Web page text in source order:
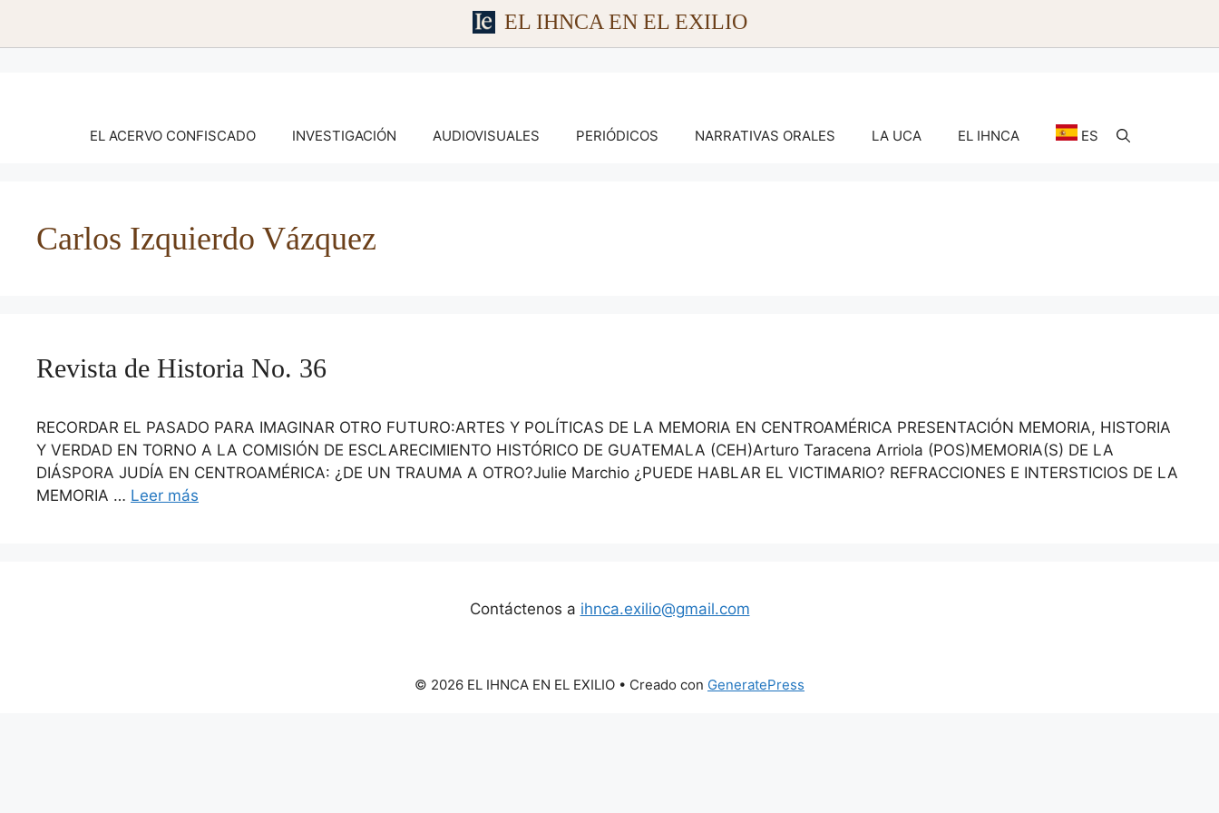
EL IHNCA EN EL EXILIO
EL ACERVO CONFISCADO INVESTIGACIÓN AUDIOVISUALES PERIÓDICOS NARRATIVAS ORALES LA UCA EL IHNCA ES
Carlos Izquierdo Vázquez
Revista de Historia No. 36
RECORDAR EL PASADO PARA IMAGINAR OTRO FUTURO:ARTES Y POLÍTICAS DE LA MEMORIA EN CENTROAMÉRICA PRESENTACIÓN MEMORIA, HISTORIA
Y VERDAD EN TORNO A LA COMISIÓN DE ESCLARECIMIENTO HISTÓRICO DE GUATEMALA (CEH)Arturo Taracena Arriola (POS)MEMORIA(S) DE LA
DIÁSPORA JUDÍA EN CENTROAMÉRICA: ¿DE UN TRAUMA A OTRO?Julie Marchio ¿PUEDE HABLAR EL VICTIMARIO? REFRACCIONES E INTERSTICIOS DE LA
MEMORIA … Leer más
Contáctenos a ihnca.exilio@gmail.com
© 2026 EL IHNCA EN EL EXILIO • Creado con GeneratePress